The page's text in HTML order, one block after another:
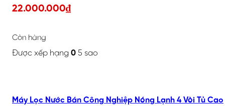
22.000.000₫
Còn hàng
Được xếp hạng 0 5 sao
Máy Lọc Nước Bán Công Nghiệp Nóng Lạnh 4 Vòi Tủ Cao